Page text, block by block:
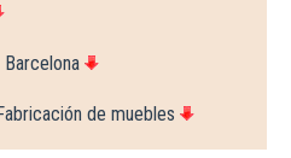
de muebles